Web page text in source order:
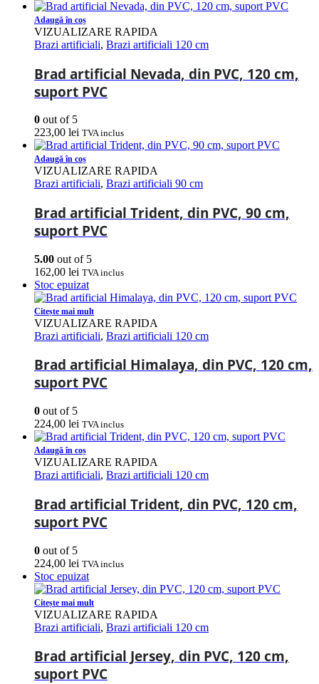
Adaugă în coș
VIZUALIZARE RAPIDA
Brazi artificiali, Brazi artificiali 120 cm
Brad artificial Nevada, din PVC, 120 cm,
suport PVC
0 out of 5
223,00 lei TVA inclus
Adaugă în coș
VIZUALIZARE RAPIDA
Brazi artificiali, Brazi artificiali 90 cm
Brad artificial Trident, din PVC, 90 cm,
suport PVC
5.00 out of 5
162,00 lei TVA inclus
Stoc epuizat
Citește mai mult
VIZUALIZARE RAPIDA
Brazi artificiali, Brazi artificiali 120 cm
Brad artificial Himalaya, din PVC, 120 cm,
suport PVC
0 out of 5
224,00 lei TVA inclus
Adaugă în coș
VIZUALIZARE RAPIDA
Brazi artificiali, Brazi artificiali 120 cm
Brad artificial Trident, din PVC, 120 cm,
suport PVC
0 out of 5
224,00 lei TVA inclus
Stoc epuizat
Citește mai mult
VIZUALIZARE RAPIDA
Brazi artificiali, Brazi artificiali 120 cm
Brad artificial Jersey, din PVC, 120 cm,
suport PVC